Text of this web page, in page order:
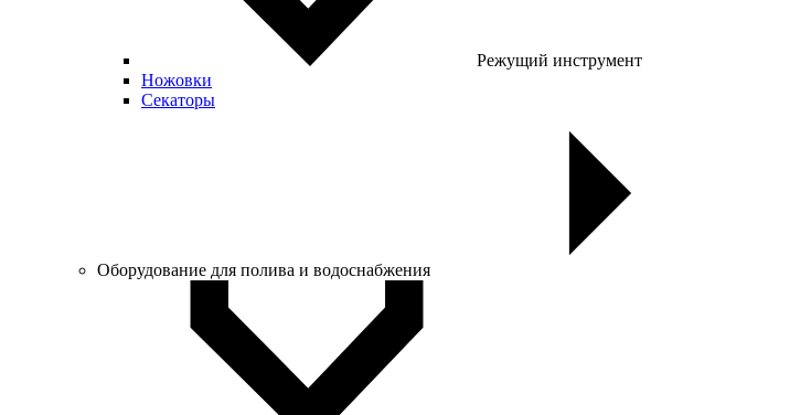
Режущий инструмент
Ножовки
Секаторы
Оборудование для полива и водоснабжения